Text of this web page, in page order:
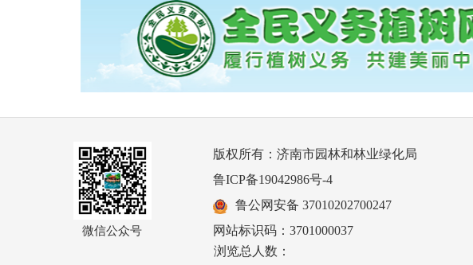
微信公众号
版权所有：济南市园林和林业绿化局
鲁ICP备19042986号-4
鲁公网安备 37010202700247
网站标识码：3701000037
浏览总人数：